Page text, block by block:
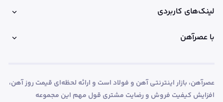
لینک‌های کاربردی
با عصرآهن
عصرآهن، بازار اینترنتی آهن و فولاد است و ارائه لحظه‌ای قیمت روز آهن،
افزایش کیفیت فروش و رضایت مشتری قول مهم این مجموعه